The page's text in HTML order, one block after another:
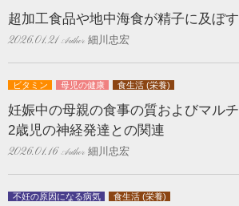
超加工食品や地中海食が精子に及ぼ
2026.01.21 細川忠宏
ビタミン 母児の健康 食生活 (栄養)
妊娠中の母親の食事の質およびマル
2歳児の神経発達との関連
2026.01.16 細川忠宏
不妊の原因になる病気 食生活 (栄養)